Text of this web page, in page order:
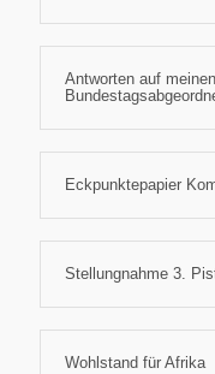
Antworten auf
Eckpunktepapier
Stellungnahme 3.
Wohlstand für Afrika